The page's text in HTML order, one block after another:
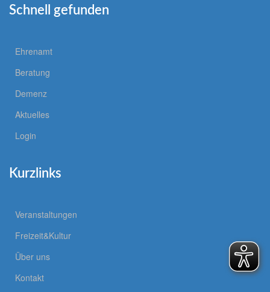
Schnell gefunden
Ehrenamt
Beratung
Demenz
Aktuelles
Login
Kurzlinks
Veranstaltungen
Freizeit&Kultur
Über uns
Kontakt